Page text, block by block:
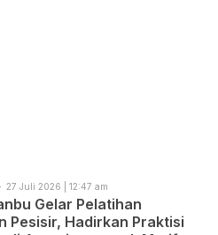
27 Juli 2026 | 12:47 am
Gelar Pelatihan
Pesisir, Hadirkan Praktisi